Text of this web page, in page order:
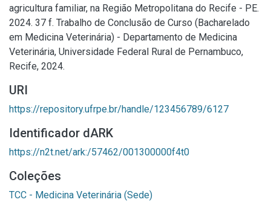
agricultura familiar, na Região Metropolitana do Recife - PE.
2024. 37 f. Trabalho de Conclusão de Curso (Bacharelado
em Medicina Veterinária) - Departamento de Medicina
Veterinária, Universidade Federal Rural de Pernambuco,
Recife, 2024.
URI
https://repository.ufrpe.br/handle/123456789/6127
Identificador dARK
https://n2t.net/ark:/57462/001300000f4t0
Coleções
TCC - Medicina Veterinária (Sede)